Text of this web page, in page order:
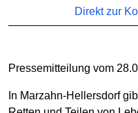
Direkt zur
Pressemitteilung vom
In Marzahn-Hellersdorf